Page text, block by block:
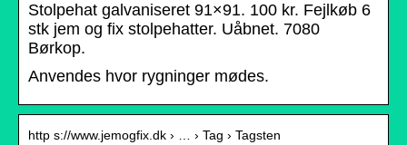
Stolpehat galvaniseret 91×91. 100 kr. Fejlkøb 6
stk jem og fix stolpehatter. Uåbnet. 7080
Børkop.
Anvendes hvor rygninger mødes.
http s://www.jemogfix.dk › … › Tag › Tagsten